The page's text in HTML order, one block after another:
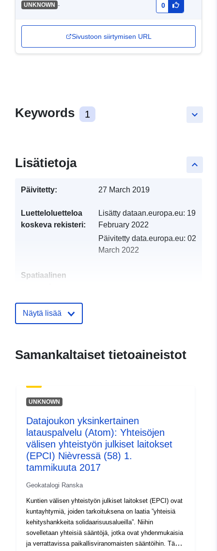
UNKNOWN - 0
Sivustoon siirtymisen URL
keyboard_arrow_down
Keywords 1
keyboard_arrow_up
Lisätietoja
Päivitetty: 27 March 2019
Luetteloluetteloa
koskeva rekisteri:
Lisätty dataan.europa.eu: 19
February 2022
Päivitetty data.europa.eu: 02
March 2022
Spatiaalinen
Tunnisteet:
4f69-4aba-822f-
4913-84d1-518865f32bed
Tyyppi:
Tietoaineistolinkki:
http://inspire.ec.europa.eu/
codelist/SpatialDataServiceType/
Näytä lisää
Samankaltaiset tietoaineistot
UNKNOWN
Datajoukon yksinkertainen
latauspalvelu (Atom): Yhteisöjen
välisen yhteistyön julkiset laitokset
(EPCI) Nièvressä (58) 1.
tammikuuta 2017
Geokatalogi Ranska
Kuntien välisen yhteistyön julkiset laitokset (EPCI) ovat
kuntayhtymiä, joiden tarkoituksena on laatia ”yhteisiä
kehityshankkeita solidaarisuusalueilla”. Niihin
sovelletaan yhteisiä sääntöjä, jotka ovat yhdenmukaisia
ja verrattavissa paikallisviranomaisten sääntöihin. Tässä